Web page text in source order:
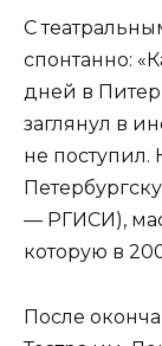
С
спонтанно:
дней в
заглянул в
не поступил.
— РГИСИ),
которую в
После